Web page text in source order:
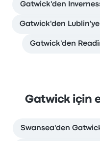
Gatwick'den
Gatwick'den
Gatwick'den
Gatwick için
Swansea'den